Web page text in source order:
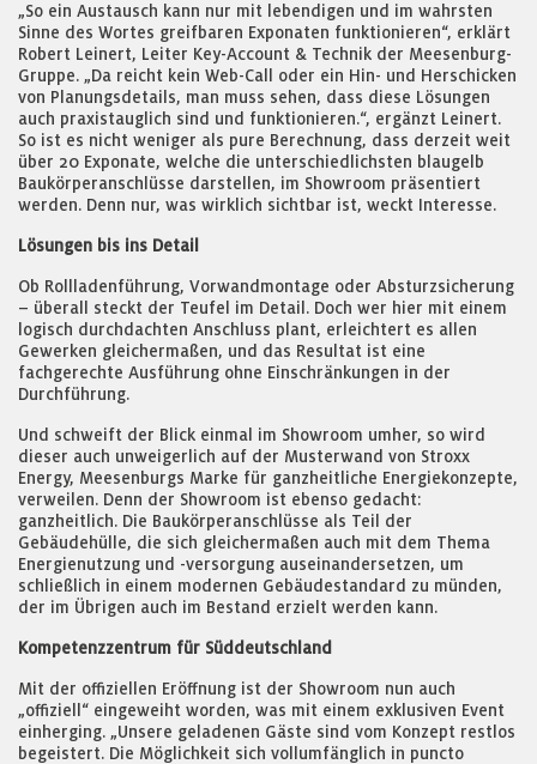
„So ein Austausch kann nur mit lebendigen und im wahrsten
Sinne des Wortes greifbaren Exponaten funktionieren“, erklärt
Robert Leinert, Leiter Key-Account & Technik der Meesenburg-
Gruppe. „Da reicht kein Web-Call oder ein Hin- und Herschicken
von Planungsdetails, man muss sehen, dass diese Lösungen
auch praxistauglich sind und funktionieren.“, ergänzt Leinert.
So ist es nicht weniger als pure Berechnung, dass derzeit weit
über 20 Exponate, welche die unterschiedlichsten blaugelb
Baukörperanschlüsse darstellen, im Showroom präsentiert
werden. Denn nur, was wirklich sichtbar ist, weckt Interesse.
Lösungen bis ins Detail
Ob Rollladenführung, Vorwandmontage oder Absturzsicherung
– überall steckt der Teufel im Detail. Doch wer hier mit einem
logisch durchdachten Anschluss plant, erleichtert es allen
Gewerken gleichermaßen, und das Resultat ist eine
fachgerechte Ausführung ohne Einschränkungen in der
Durchführung.
Und schweift der Blick einmal im Showroom umher, so wird
dieser auch unweigerlich auf der Musterwand von Stroxx
Energy, Meesenburgs Marke für ganzheitliche Energiekonzepte,
verweilen. Denn der Showroom ist ebenso gedacht:
ganzheitlich. Die Baukörperanschlüsse als Teil der
Gebäudehülle, die sich gleichermaßen auch mit dem Thema
Energienutzung und -versorgung auseinandersetzen, um
schließlich in einem modernen Gebäudestandard zu münden,
der im Übrigen auch im Bestand erzielt werden kann.
Kompetenzzentrum für Süddeutschland
Mit der offiziellen Eröffnung ist der Showroom nun auch
„offiziell“ eingeweiht worden, was mit einem exklusiven Event
einherging. „Unsere geladenen Gäste sind vom Konzept restlos
begeistert. Die Möglichkeit sich vollumfänglich in puncto